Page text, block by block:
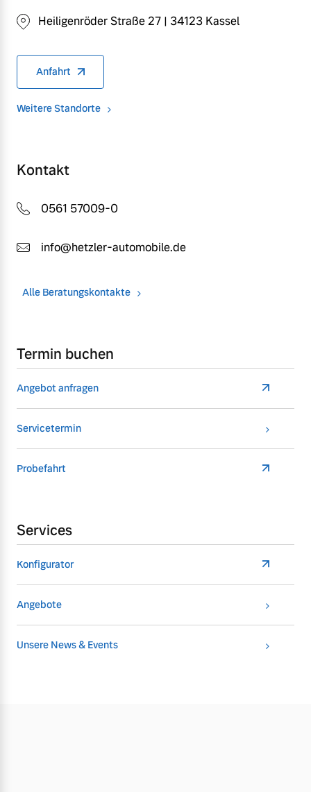
Heiligenröder Straße 27 | 34123 Kassel
Anfahrt
Weitere Standorte
Kontakt
0561 57009-0
info@hetzler-automobile.de
Alle Beratungskontakte
Termin buchen
Angebot anfragen
Servicetermin
Probefahrt
Services
Konfigurator
Angebote
Unsere News & Events